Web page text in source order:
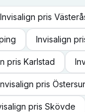
Invisalign pris
Invisalign
pris Karlstad
pris
pris Skövde